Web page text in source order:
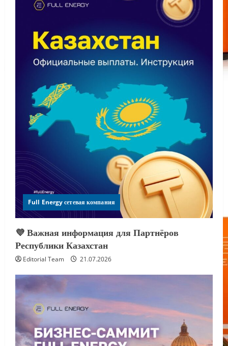
Full Energy сетевая компания
💜 Важная информация для Партнёров
Республики Казахстан
Editorial Team 21.07.2026